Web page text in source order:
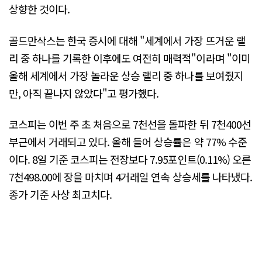
상향한 것이다.
골드만삭스는 한국 증시에 대해 "세계에서 가장 뜨거운 랠
리 중 하나를 기록한 이후에도 여전히 매력적"이라며 "이미
올해 세계에서 가장 놀라운 상승 랠리 중 하나를 보여줬지
만, 아직 끝나지 않았다"고 평가했다.
코스피는 이번 주 초 처음으로 7천선을 돌파한 뒤 7천400선
부근에서 거래되고 있다. 올해 들어 상승률은 약 77% 수준
이다. 8일 기준 코스피는 전장보다 7.95포인트(0.11%) 오른
7천498.00에 장을 마치며 4거래일 연속 상승세를 나타냈다.
종가 기준 사상 최고치다.